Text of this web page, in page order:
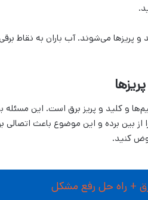
می‌شوند. آب باران به نقاط
و کلید و پریز برق است. این مسئله
بین برده و این موضوع باعث اتصالی
کنید.
+ راه حل رفع مشکل